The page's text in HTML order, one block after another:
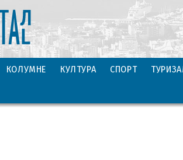
КОЛУМНЕ КУЛТУРА СПОРТ